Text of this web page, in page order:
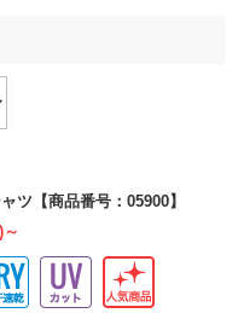
ツ【商品番号：05900】